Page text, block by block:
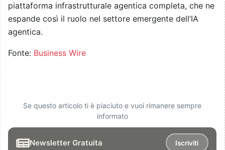
piattaforma infrastrutturale agentica completa, che ne
espande così il ruolo nel settore emergente dell’IA
agentica.
Fonte: Business Wire
Se questo articolo ti è piaciuto e vuoi rimanere sempre
informato
Newsletter Gratuita Iscriviti